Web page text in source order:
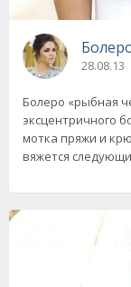
28.08.13
Болеро «рыбная
эксцентричного
мотка пряжи и
вяжется